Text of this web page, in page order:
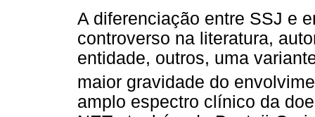
A diferenciação entre SSJ e
controverso na literatura,
entidade, outros, uma
maior gravidade do
amplo espectro clínico da